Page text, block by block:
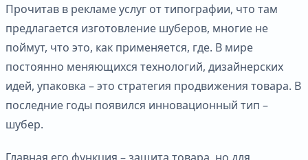
Прочитав в рекламе услуг от типографии, что там
предлагается изготовление шуберов, многие не
поймут, что это, как применяется, где. В мире
постоянно меняющихся технологий, дизайнерских
идей, упаковка – это стратегия продвижения товара. В
последние годы появился инновационный тип –
шубер.